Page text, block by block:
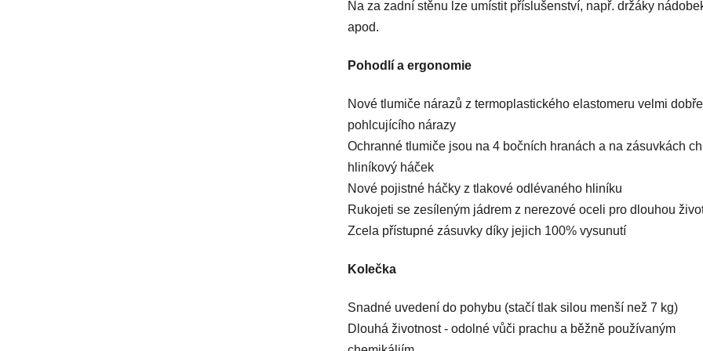
Na za zadní stěnu lze umístit příslušenství, např. držáky
apod.
Pohodlí a ergonomie
Nové tlumiče nárazů z termoplastického elastomeru velmi dobře
pohlcujícího nárazy
Ochranné tlumiče jsou na 4 bočních hranách a na zásuvkách
hliníkový háček
Nové pojistné háčky z tlakové odlévaného hliníku
Rukojeti se zesíleným jádrem z nerezové oceli pro dlouhou
Zcela přístupné zásuvky díky jejich 100% vysunutí
Kolečka
Snadné uvedení do pohybu (stačí tlak silou menší než 7 kg)
Dlouhá životnost - odolné vůči prachu a běžně používaným